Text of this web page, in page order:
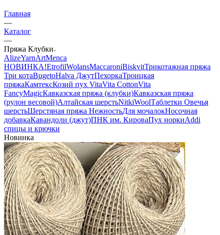
Главная
—
Каталог
—
Пряжа Клубки
AlizeYarnArtMenca
НОВИНКА!EtrofilWolansMaccaroniBiskvitТрикотажная пряжа
Три котаBugetoHalva ДжутПехоркаТроицкая
пряжаКамтексКозий пух VitaVita CottonVita
FancyMagicКавказская пряжа (клубки)Кавказская пряжа
(рулон весовой)Алтайская шерстьNitkiWoolТаблетки Овечья
шерстьШерстяная пряжа НежностьДля мочалокНосочная
добавкаКавандоли (джут)ПНК им. КироваПух норкиAddi
спицы и крючки
Новинка